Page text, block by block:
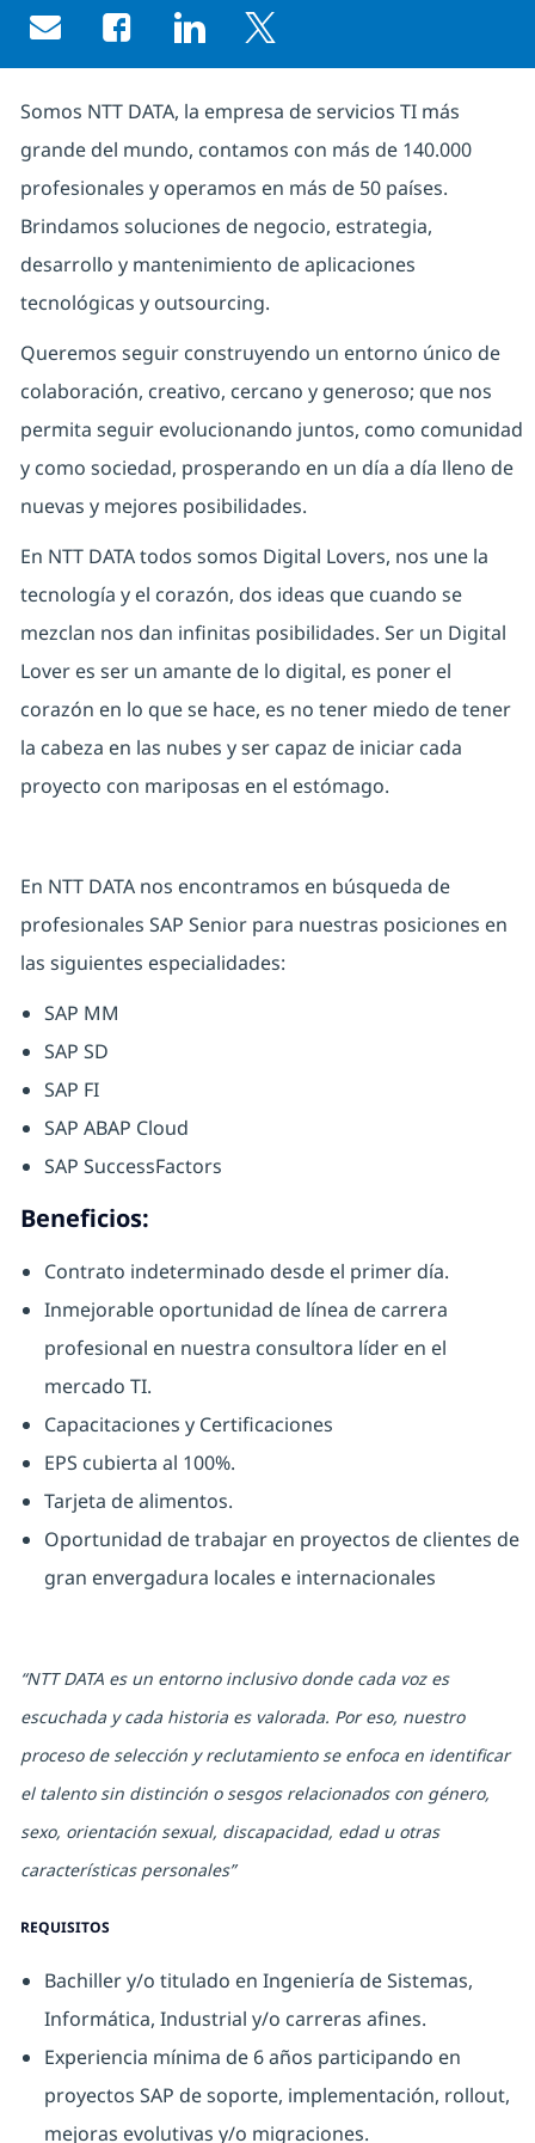
Share via email
Share via Facebook
Share via LinkedIn
Share via twitter
Somos NTT DATA, la empresa de servicios TI más
grande del mundo, contamos con más de 140.000
profesionales y operamos en más de 50 países.
Brindamos soluciones de negocio, estrategia,
desarrollo y mantenimiento de aplicaciones
tecnológicas y outsourcing.
Queremos seguir construyendo un entorno único de
colaboración, creativo, cercano y generoso; que nos
permita seguir evolucionando juntos, como comunidad
y como sociedad, prosperando en un día a día lleno de
nuevas y mejores posibilidades.
En NTT DATA todos somos Digital Lovers, nos une la
tecnología y el corazón, dos ideas que cuando se
mezclan nos dan infinitas posibilidades. Ser un Digital
Lover es ser un amante de lo digital, es poner el
corazón en lo que se hace, es no tener miedo de tener
la cabeza en las nubes y ser capaz de iniciar cada
proyecto con mariposas en el estómago.
En NTT DATA nos encontramos en búsqueda de
profesionales SAP Senior para nuestras posiciones en
las siguientes especialidades:
SAP MM
SAP SD
SAP FI
SAP ABAP Cloud
SAP SuccessFactors
Beneficios:
Contrato indeterminado desde el primer día.
Inmejorable oportunidad de línea de carrera
profesional en nuestra consultora líder en el
mercado TI.
Capacitaciones y Certificaciones
EPS cubierta al 100%.
Tarjeta de alimentos.
Oportunidad de trabajar en proyectos de clientes de
gran envergadura locales e internacionales
“NTT DATA es un entorno inclusivo donde cada voz es
escuchada y cada historia es valorada. Por eso, nuestro
proceso de selección y reclutamiento se enfoca en identificar
el talento sin distinción o sesgos relacionados con género,
sexo, orientación sexual, discapacidad, edad u otras
características personales”
REQUISITOS
Bachiller y/o titulado en Ingeniería de Sistemas,
Informática, Industrial y/o carreras afines.
Experiencia mínima de 6 años participando en
proyectos SAP de soporte, implementación, rollout,
mejoras evolutivas y/o migraciones.